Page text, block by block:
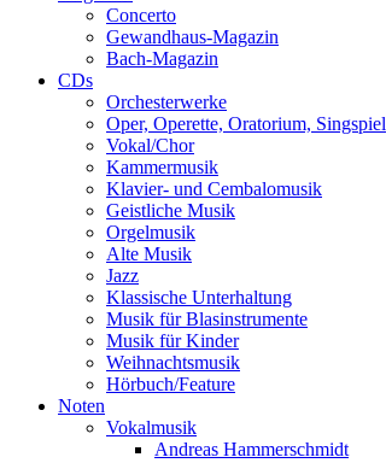
Concerto
Gewandhaus-Magazin
Bach-Magazin
CDs
Orchesterwerke
Oper, Operette, Oratorium, Singspiel
Vokal/Chor
Kammermusik
Klavier- und Cembalomusik
Geistliche Musik
Orgelmusik
Alte Musik
Jazz
Klassische Unterhaltung
Musik für Blasinstrumente
Musik für Kinder
Weihnachtsmusik
Hörbuch/Feature
Noten
Vokalmusik
Andreas Hammerschmidt